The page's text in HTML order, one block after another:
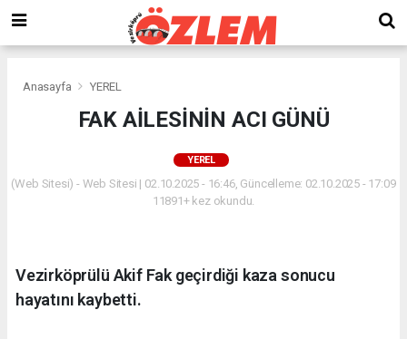
Anasayfa YEREL
FAK AİLESİNİN ACI GÜNÜ
YEREL
(Web Sitesi) - Web Sitesi | 02.10.2025 - 16:46, Güncelleme: 02.10.2025 - 17:09
11891+ kez okundu.
Vezirköprülü Akif Fak geçirdiği kaza sonucu
hayatını kaybetti.